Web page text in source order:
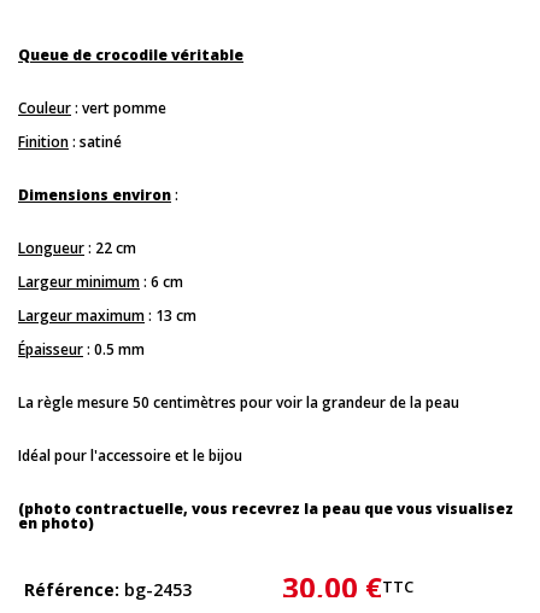
Queue de crocodile véritable
Couleur: vert pomme
Finition: satiné
Dimensions environ:
Longueur: 22 cm
Largeur minimum: 6 cm
Largeur maximum: 13 cm
Épaisseur: 0.5 mm
La règle mesure 50 centimètres pour voir la grandeur de la peau
Idéal pour l'accessoire et le bijou
(photo contractuelle, vous recevrez la peau que vous visualisez
en photo)
Référence bg-2453 30,00 €TTC